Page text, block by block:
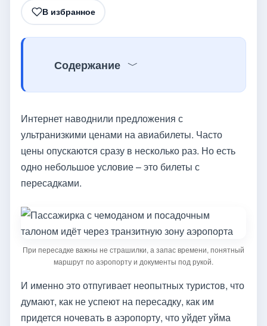
В избранное
Содержание
Интернет наводнили предложения с
ультранизкими ценами на авиабилеты. Часто
цены опускаются сразу в несколько раз. Но есть
одно небольшое условие – это билеты с
пересадками.
При пересадке важны не страшилки, а запас времени, понятный
маршрут по аэропорту и документы под рукой.
И именно это отпугивает неопытных туристов, что
думают, как не успеют на пересадку, как им
придется ночевать в аэропорту, что уйдет уйма